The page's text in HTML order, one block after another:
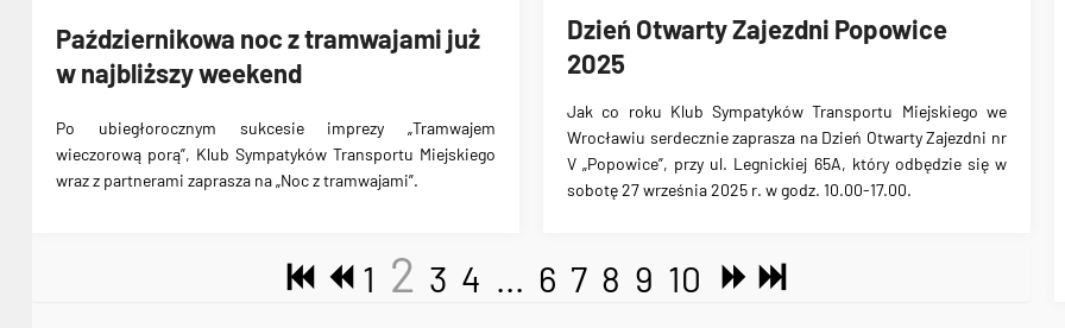
Październikowa noc z tramwajami już
w najbliższy weekend
Po ubiegłorocznym sukcesie imprezy „Tramwajem
wieczorową porą”, Klub Sympatyków Transportu Miejskiego
wraz z partnerami zaprasza na „Noc z tramwajami”.
Dzień Otwarty Zajezdni Popowice
2025
Jak co roku Klub Sympatyków Transportu Miejskiego we
Wrocławiu serdecznie zaprasza na Dzień Otwarty Zajezdni nr
V „Popowice”, przy ul. Legnickiej 65A, który odbędzie się w
sobotę 27 września 2025 r. w godz. 10.00-17.00.
1 2 3 4 ... 6 7 8 9 10